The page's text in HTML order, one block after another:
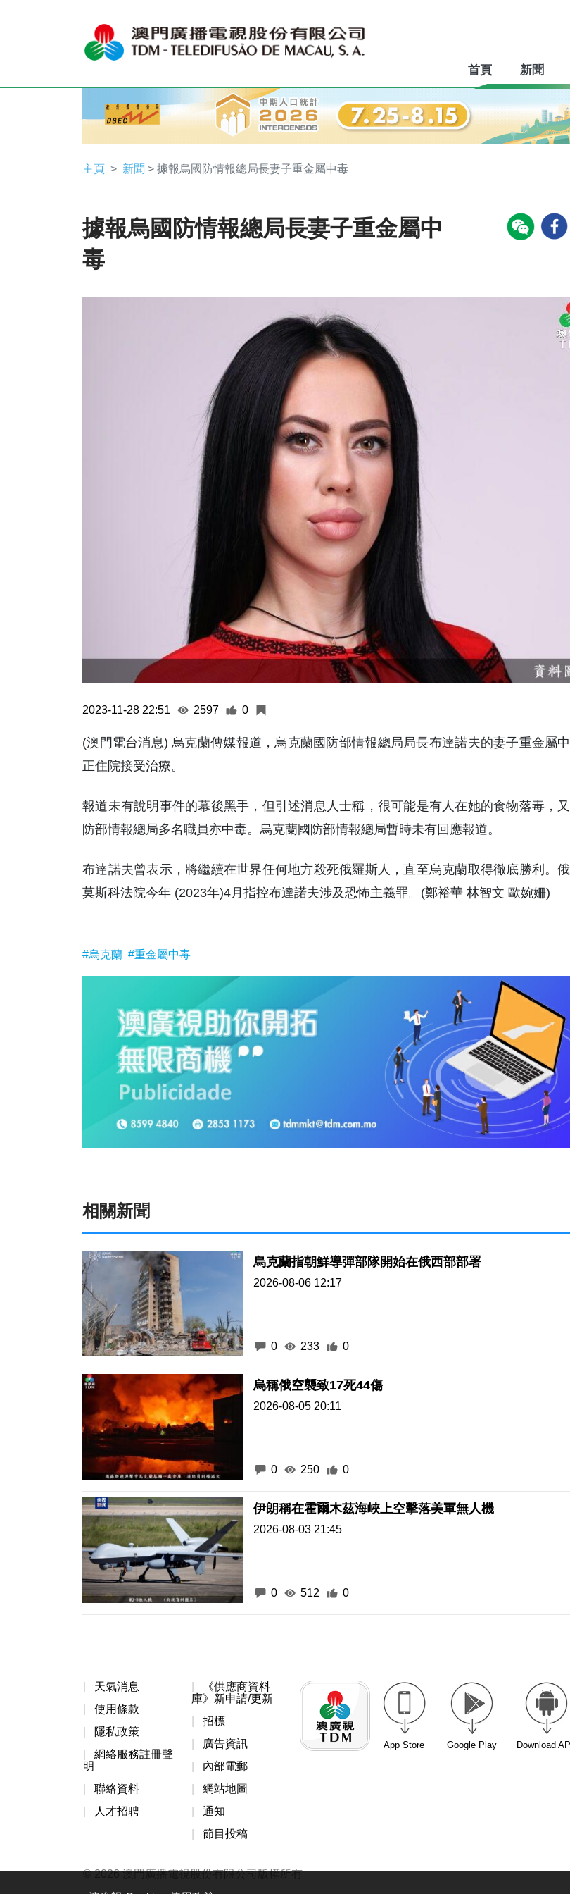
首頁 新聞
主頁 新聞 > 據報烏國防情報總局長妻子重金屬中毒
據報烏國防情報總局長妻子重金屬中
毒
2023-11-28 22:51 2597 0
(澳門電台消息) 烏克蘭傳媒報道，烏克蘭國防部情報總局局長布達諾夫的妻子重金屬中
正住院接受治療。
報道未有說明事件的幕後黑手，但引述消息人士稱，很可能是有人在她的食物落毒，
防部情報總局多名職員亦中毒。烏克蘭國防部情報總局暫時未有回應報道。
布達諾夫曾表示，將繼續在世界任何地方殺死俄羅斯人，直至烏克蘭取得徹底勝利。
莫斯科法院今年 (2023年)4月指控布達諾夫涉及恐怖主義罪。(鄭裕華 林智文 歐婉姍)
#烏克蘭 #重金屬中毒
相關新聞
烏克蘭指朝鮮導彈部隊開始在俄西部部署
2026-08-06 12:17
0 233 0
烏稱俄空襲致17死44傷
2026-08-05 20:11
0 250 0
伊朗稱在霍爾木茲海峽上空擊落美軍無人機
2026-08-03 21:45
0 512 0
天氣消息
使用條款
隱私政策
網絡服務註冊聲
明
聯絡資料
人才招聘
《供應商資料
庫》新申請/更新
招標
廣告資訊
內部電郵
網站地圖
通知
節目投稿
App Store Google Play Download
© 2026 澳門廣播電視股份有限公司版權所有